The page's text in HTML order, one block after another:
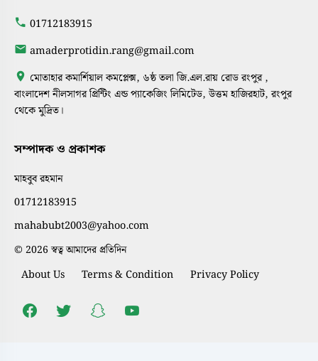
01712183915
amaderprotidin.rang@gmail.com
মোতাহার কমার্শিয়াল কমপ্লেক্স, ৬ষ্ঠ তলা জি.এল.রায় রোড রংপুর ,
বাংলাদেশ নীলসাগর প্রিন্টিং এন্ড প্যাকেজিং লিমিটেড, উত্তম হাজিরহাট, রংপুর
থেকে মুদ্রিত।
সম্পাদক ও প্রকাশক
মাহবুব রহমান
01712183915
mahabubt2003@yahoo.com
© 2026 স্বত্ব আমাদের প্রতিদিন
About Us Terms & Condition Privacy Policy